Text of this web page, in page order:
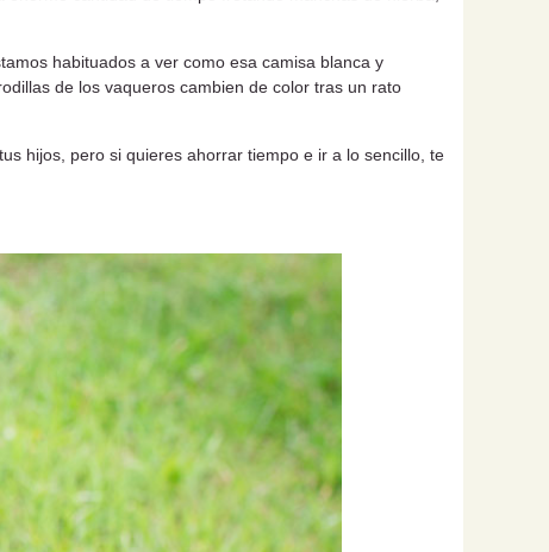
habituados a ver como esa camisa blanca y
de los vaqueros cambien de color tras un rato
hijos, pero si quieres ahorrar tiempo e ir a lo sencillo, te